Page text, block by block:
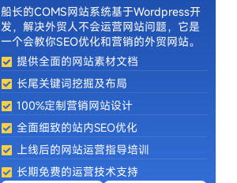
船长的COMS网站系统基于Wordpress开
发，解决外贸人不会运营网站问题，它是
一个会教你SEO优化和营销的外贸网站。
提供全面的网站素材文档
长尾关键词挖掘及布局
100%定制营销网站设计
全面细致的站内SEO优化
上线后的网站运营指导培训
长期免费的运营技术支持